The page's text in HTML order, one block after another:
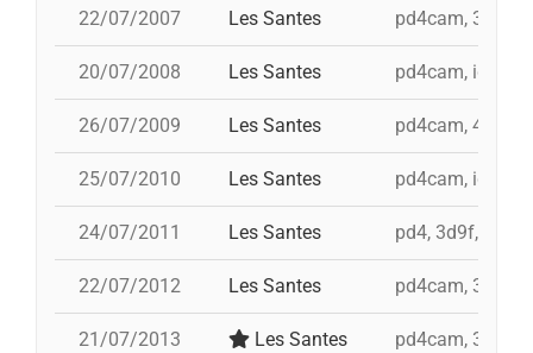
22/07/2007 Les Santes pd4cam, 3d9f,
20/07/2008 Les Santes pd4cam, id
26/07/2009 Les Santes pd4cam, 4d9f, i
25/07/2010 Les Santes pd4cam, id
24/07/2011 Les Santes pd4, 3d9f,
22/07/2012 Les Santes pd4cam, 3d9f,
21/07/2013 Les Santes pd4cam, 3d9f,